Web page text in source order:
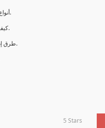
أنواع ومواصفات مؤشرات الأداء.
كيفية وضع مؤشرات أداء فاعلة.
طرق إدارة ومتابعة مؤشرات الأداء.
5 Stars